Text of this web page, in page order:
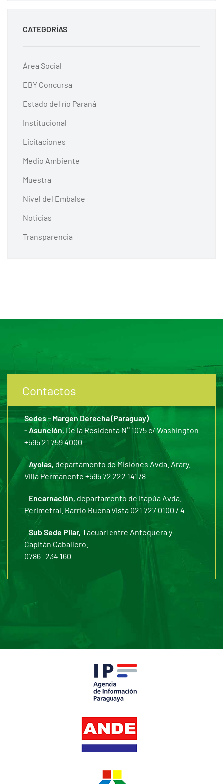
CATEGORÍAS
Área Social
EBY Concursa
Estado del río Paraná
Institucional
Licitaciones
Medio Ambiente
Muestra
Nivel del Embalse
Noticias
Transparencia
Contactos
Sedes - Margen Derecha (Paraguay)
- Asunción, De la Residenta N° 1075 c/ Washington
+595 21 759 4000
-Ayolas, departamento de Misiones Avda. Arary.
Villa Permanente +595 72 222 141 /8
- Encarnación, departamento de Itapúa Avda.
Perimetral. Barrio Buena Vista 021 727 0100 / 4
-Sub Sede Pilar, Tacuarí entre Antequera y
Capitán Caballero.
0786- 234 160